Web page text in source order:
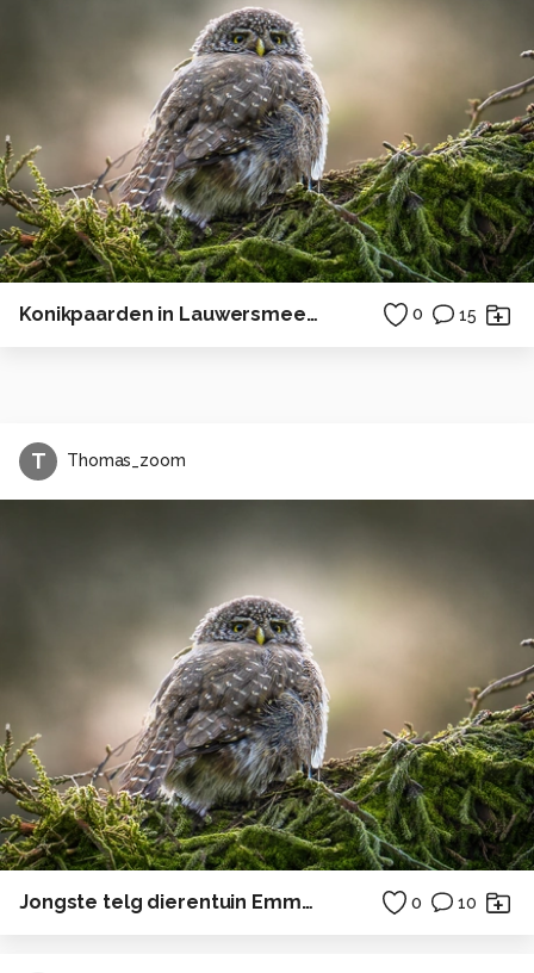
Konikpaarden in Lauwersmeer gebied 0 15
T Thomas_zoom
Jongste telg dierentuin Emmen 0 10